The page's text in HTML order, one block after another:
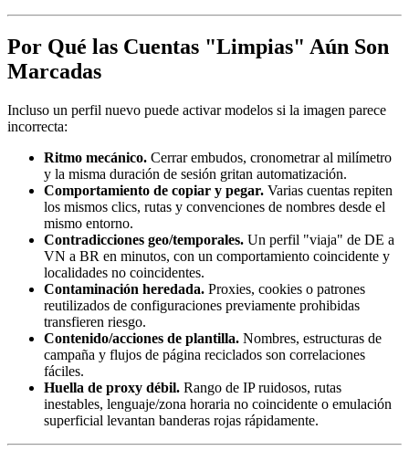
Por Qué las Cuentas "Limpias" Aún Son
Marcadas
Incluso un perfil nuevo puede activar modelos si la imagen parece
incorrecta:
Ritmo mecánico. Cerrar embudos, cronometrar al milímetro
y la misma duración de sesión gritan automatización.
Comportamiento de copiar y pegar. Varias cuentas repiten
los mismos clics, rutas y convenciones de nombres desde el
mismo entorno.
Contradicciones geo/temporales. Un perfil "viaja" de DE a
VN a BR en minutos, con un comportamiento coincidente y
localidades no coincidentes.
Contaminación heredada. Proxies, cookies o patrones
reutilizados de configuraciones previamente prohibidas
transfieren riesgo.
Contenido/acciones de plantilla. Nombres, estructuras de
campaña y flujos de página reciclados son correlaciones
fáciles.
Huella de proxy débil. Rango de IP ruidosos, rutas
inestables, lenguaje/zona horaria no coincidente o emulación
superficial levantan banderas rojas rápidamente.